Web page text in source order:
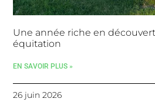
Une année riche en
équitation
EN SAVOIR PLUS »
26 juin 2026